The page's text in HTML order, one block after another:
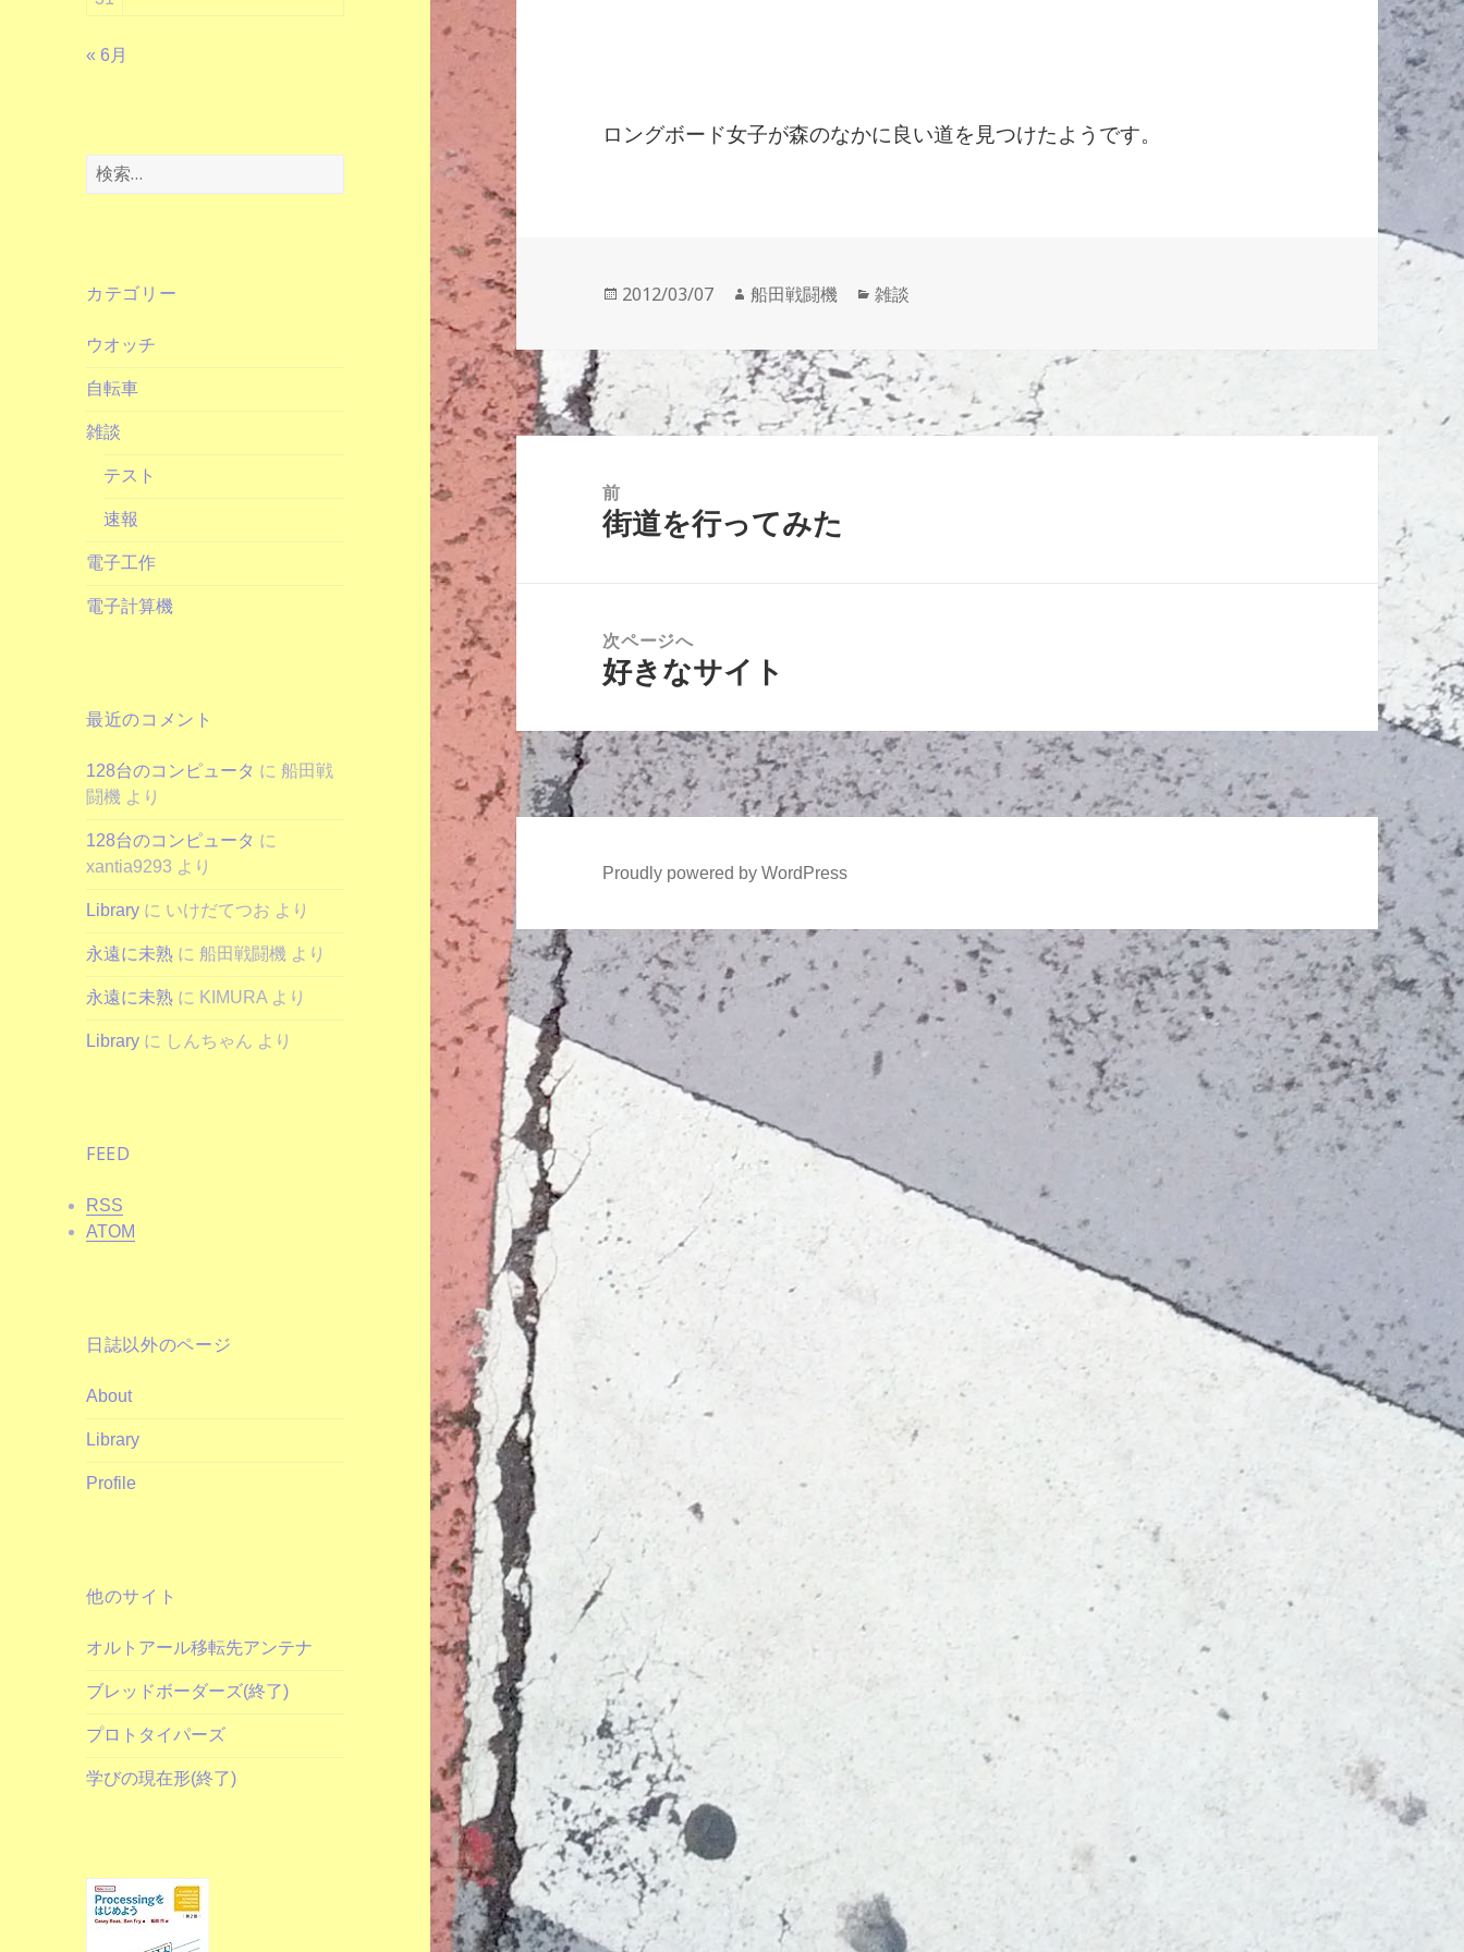
« 6月
検
索:
カテゴリー
ウオッチ
自転車
雑談
テスト
速報
電子工作
電子計算機
最近のコメント
128台のコンピュータ に船田戦
闘機 より
128台のコンピュータ に
xantia9293 より
Library に いけだてつお より
永遠に未熟 に船田戦闘機 より
永遠に未熟 に KIMURA より
Library に しんちゃん より
FEED
RSS
ATOM
日誌以外のページ
About
Library
Profile
他のサイト
オルトアール移転先アンテナ
ブレッドボーダーズ(終了)
プロトタイパーズ
学びの現在形(終了)
ロングボード女子が森のなかに良い道を見つけたようです。
投
2012/03/07
作
者
船田戦闘機
カ
ゴ
リ
ー
雑談
投
稿
ナ
ー
ン
前
前
街道を行ってみた
次ページへ
次
投
稿:
好きなサイト
Proudly powered by WordPress